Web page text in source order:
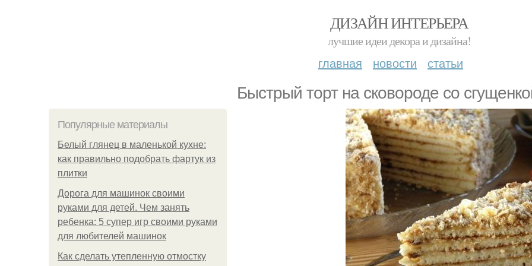
ДИЗАЙН ИНТЕРЬЕРА
лучшие идеи декора и дизайна!
главная новости статьи
Быстрый торт на сковороде со
Популярные материалы
Белый глянец в маленькой кухне:
как правильно подобрать фартук из
плитки
Дорога для машинок своими
руками для детей. Чем занять
ребенка: 5 супер игр своими руками
для любителей машинок
Как сделать утепленную отмостку